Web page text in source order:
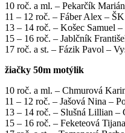
10 roč. a ml. – Pekarčík
11 – 12 roč. – Fáber Alex –
13 – 14 roč. – Košec Samuel
15 – 16 roč. – Jablčník
17 roč. a st. – Fázik Pavol –
žiačky 50m motýlik
10 roč. a ml. – Chmurová
11 – 12 roč. – Jašová Nina –
13 – 14 roč. – Slušná Lillian –
15 – 16 roč. – Feketeová